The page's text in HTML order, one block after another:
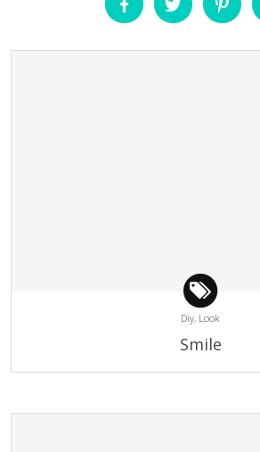
Diy, Look
Smile